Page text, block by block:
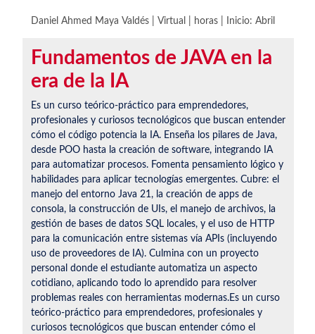
Daniel Ahmed Maya Valdés | Virtual | horas | Inicio: Abril
Fundamentos de JAVA en la
era de la IA
Es un curso teórico-práctico para emprendedores,
profesionales y curiosos tecnológicos que buscan entender
cómo el código potencia la IA. Enseña los pilares de Java,
desde POO hasta la creación de software, integrando IA
para automatizar procesos. Fomenta pensamiento lógico y
habilidades para aplicar tecnologías emergentes. Cubre: el
manejo del entorno Java 21, la creación de apps de
consola, la construcción de UIs, el manejo de archivos, la
gestión de bases de datos SQL locales, y el uso de HTTP
para la comunicación entre sistemas vía APIs (incluyendo
uso de proveedores de IA). Culmina con un proyecto
personal donde el estudiante automatiza un aspecto
cotidiano, aplicando todo lo aprendido para resolver
problemas reales con herramientas modernas.Es un curso
teórico-práctico para emprendedores, profesionales y
curiosos tecnológicos que buscan entender cómo el